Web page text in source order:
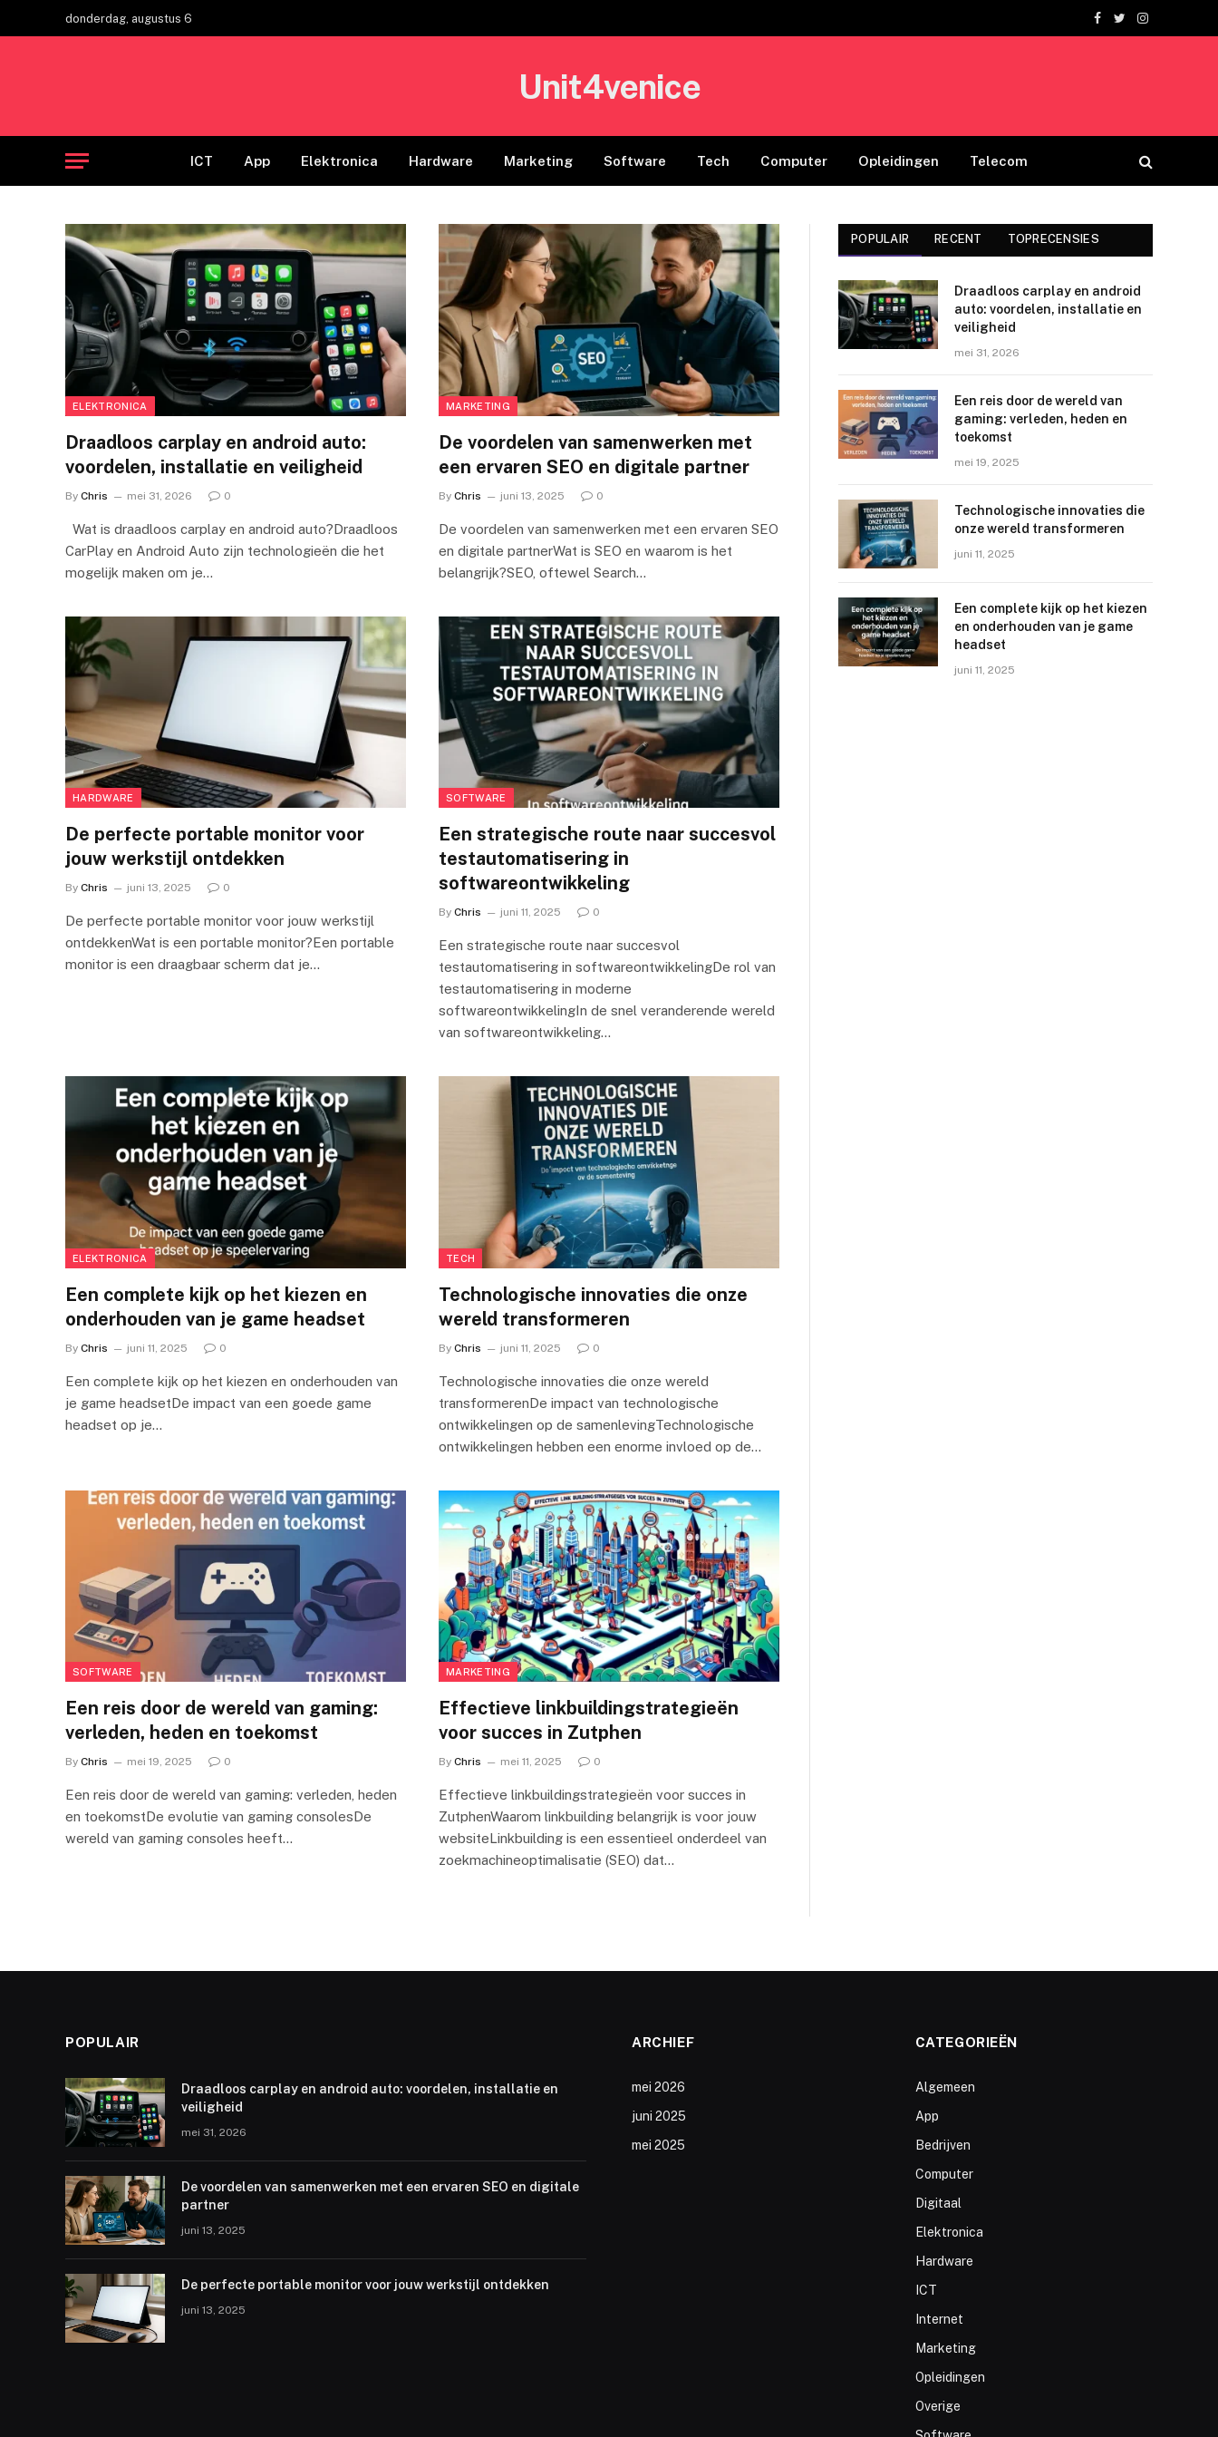
donderdag, augustus 6
Facebook
TwitterInstagram
Unit4venice
ICT App Elektronica Hardware Marketing Software Tech Computer Opleidingen Telecom
ELEKTRONICA
Draadloos carplay en android auto:
voordelen, installatie en veiligheid
By Chris mei 31, 2026 0
Wat is draadloos carplay en android auto?Draadloos
CarPlay en Android Auto zijn technologieën die het
mogelijk maken om je…
MARKETING
De voordelen van samenwerken met
een ervaren SEO en digitale partner
By Chris juni 13, 2025 0
De voordelen van samenwerken met een ervaren SEO
en digitale partnerWat is SEO en waarom is het
belangrijk?SEO, oftewel Search…
HARDWARE
De perfecte portable monitor voor
jouw werkstijl ontdekken
By Chris juni 13, 2025 0
De perfecte portable monitor voor jouw werkstijl
ontdekkenWat is een portable monitor?Een portable
monitor is een draagbaar scherm dat je…
SOFTWARE
Een strategische route naar succesvol
testautomatisering in
softwareontwikkeling
By Chris juni 11, 2025 0
Een strategische route naar succesvol
testautomatisering in softwareontwikkelingDe rol van
testautomatisering in moderne
softwareontwikkelingIn de snel veranderende wereld
van softwareontwikkeling…
ELEKTRONICA
Een complete kijk op het kiezen en
onderhouden van je game headset
By Chris juni 11, 2025 0
Een complete kijk op het kiezen en onderhouden van
je game headsetDe impact van een goede game
headset op je…
TECH
Technologische innovaties die onze
wereld transformeren
By Chris juni 11, 2025 0
Technologische innovaties die onze wereld
transformerenDe impact van technologische
ontwikkelingen op de samenlevingTechnologische
ontwikkelingen hebben een enorme invloed op de…
SOFTWARE
Een reis door de wereld van gaming:
verleden, heden en toekomst
By Chris mei 19, 2025 0
Een reis door de wereld van gaming: verleden, heden
en toekomstDe evolutie van gaming consolesDe
wereld van gaming consoles heeft…
MARKETING
Effectieve linkbuildingstrategieën
voor succes in Zutphen
By Chris mei 11, 2025 0
Effectieve linkbuildingstrategieën voor succes in
ZutphenWaarom linkbuilding belangrijk is voor jouw
websiteLinkbuilding is een essentieel onderdeel van
zoekmachineoptimalisatie (SEO) dat…
POPULAIR RECENT TOPRECENSIES
Draadloos carplay en android
auto: voordelen, installatie en
veiligheid
mei 31, 2026
Een reis door de wereld van
gaming: verleden, heden en
toekomst
mei 19, 2025
Technologische innovaties die
onze wereld transformeren
juni 11, 2025
Een complete kijk op het kiezen
en onderhouden van je game
headset
juni 11, 2025
POPULAIR
Draadloos carplay en android auto: voordelen, installatie en
veiligheid
mei 31, 2026
De voordelen van samenwerken met een ervaren SEO en digitale
partner
juni 13, 2025
De perfecte portable monitor voor jouw werkstijl ontdekken
juni 13, 2025
ARCHIEF
mei 2026
juni 2025
mei 2025
CATEGORIEËN
Algemeen
App
Bedrijven
Computer
Digitaal
Elektronica
Hardware
ICT
Internet
Marketing
Opleidingen
Overige